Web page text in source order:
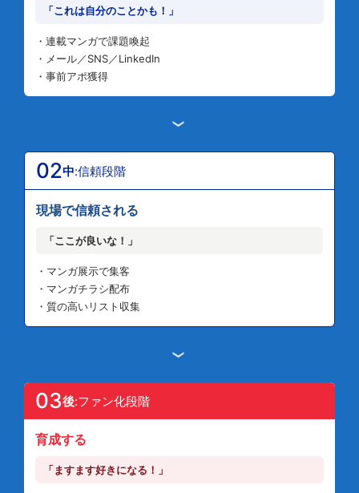
「これは自分のことかも！」
・連載マンガで課題喚起
・メール／SNS／LinkedIn
・事前アポ獲得
›
02中:信頼段階
現場で信頼される
「ここが良いな！」
・マンガ展示で集客
・マンガチラシ配布
・質の高いリスト収集
›
03後:ファン化段階
育成する
「ますます好きになる！」